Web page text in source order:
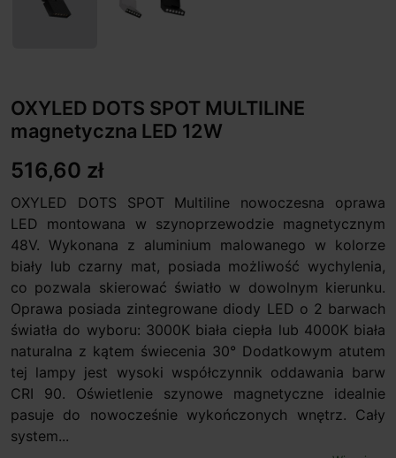
OXYLED DOTS SPOT MULTILINE
magnetyczna LED 12W
516,60 zł
OXYLED DOTS SPOT Multiline nowoczesna oprawa
LED montowana w szynoprzewodzie magnetycznym
48V. Wykonana z aluminium malowanego w kolorze
biały lub czarny mat, posiada możliwość wychylenia,
co pozwala skierować światło w dowolnym kierunku.
Oprawa posiada zintegrowane diody LED o 2 barwach
światła do wyboru: 3000K biała ciepła lub 4000K biała
naturalna z kątem świecenia 30° Dodatkowym atutem
tej lampy jest wysoki współczynnik oddawania barw
CRI 90. Oświetlenie szynowe magnetyczne idealnie
pasuje do nowocześnie wykończonych wnętrz. Cały
system...